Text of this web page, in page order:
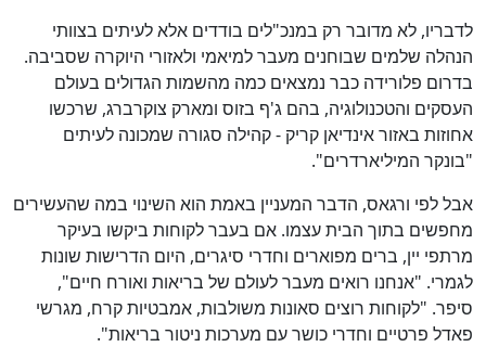
לדבריו, לא מדובר רק במנכ"לים בודדים אלא לעיתים בצוותי
הנהלה שלמים שבוחנים מעבר למיאמי ולאזורי היוקרה שסביבה.
בדרום פלורידה כבר נמצאים כמה מהשמות הגדולים בעולם
העסקים והטכנולוגיה, בהם ג'ף בזוס ומארק צוקרברג, שרכשו
אחוזות באזור אינדיאן קריק - קהילה סגורה שמכונה לעיתים
"בונקר המיליארדרים".
אבל לפי ורגאס, הדבר המעניין באמת הוא השינוי במה שהעשירים
מחפשים בתוך הבית עצמו. אם בעבר לקוחות ביקשו בעיקר
מרתפי יין, ברים מפוארים וחדרי סיגרים, היום הדרישות שונות
לגמרי. "אנחנו רואים מעבר לעולם של בריאות ואורח חיים",
סיפר. "לקוחות רוצים סאונות משולבות, אמבטיות קרח, מגרשי
פאדל פרטיים וחדרי כושר עם מערכות ניטור בריאות".